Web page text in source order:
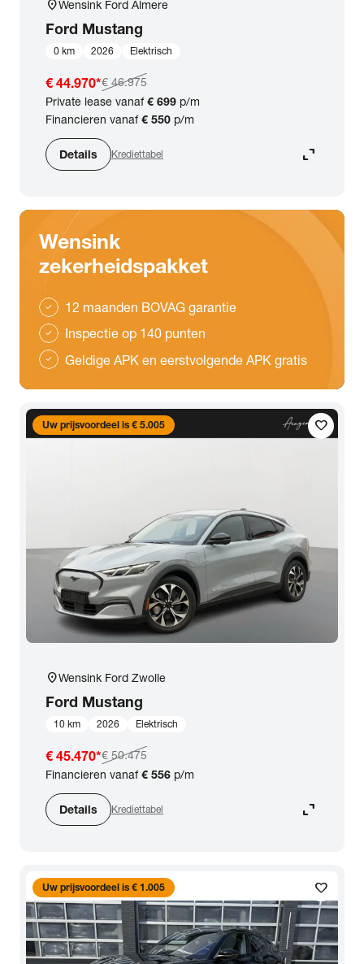
location_onWensink Ford Almere
Ford Mustang
0 km 2026 Elektrisch
€ 44.970*€ 46.975
Private lease vanaf€ 699 p/m
Financieren vanaf€ 550 p/m
Details Krediettabel expand_content
Wensink
zekerheidspakket
check 12 maanden BOVAG garantie
check Inspectie op 140 punten
check Geldige APK en eerstvolgende APK gratis
favorite
Uw prijsvoordeel is € 5.005
location_onWensink Ford Zwolle
Ford Mustang
10 km 2026 Elektrisch
€ 45.470*€ 50.475
Financieren vanaf€ 556 p/m
Details Krediettabel expand_content
favorite
Uw prijsvoordeel is € 1.005